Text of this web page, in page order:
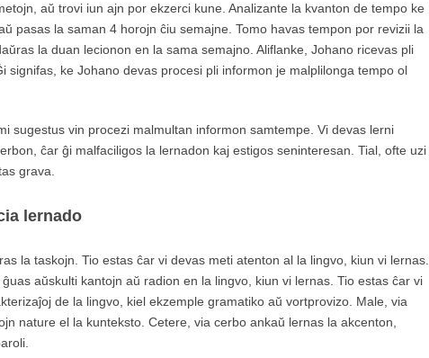
aŭ trovi iun ajn por ekzerci kune. Analizante la kvanton de tempo ke
pasas la saman 4 horojn ĉiu semajne. Tomo havas tempon por revizii la
la duan lecionon en la sama semajno. Aliflanke, Johano ricevas pli
signifas, ke Johano devas procesi pli informon je malplilonga tempo ol
sugestus vin procezi malmultan informon samtempe. Vi devas lerni
ĉar ĝi malfaciligos la lernadon kaj estigos seninteresan. Tial, ofte uzi
grava.
lernado
la taskojn. Tio estas ĉar vi devas meti atenton al la lingvo, kiun vi lernas.
aŭskulti kantojn aŭ radion en la lingvo, kiun vi lernas. Tio estas ĉar vi
de la lingvo, kiel ekzemple gramatiko aŭ vortprovizo. Male, via
nature el la kunteksto. Cetere, via cerbo ankaŭ lernas la akcenton,